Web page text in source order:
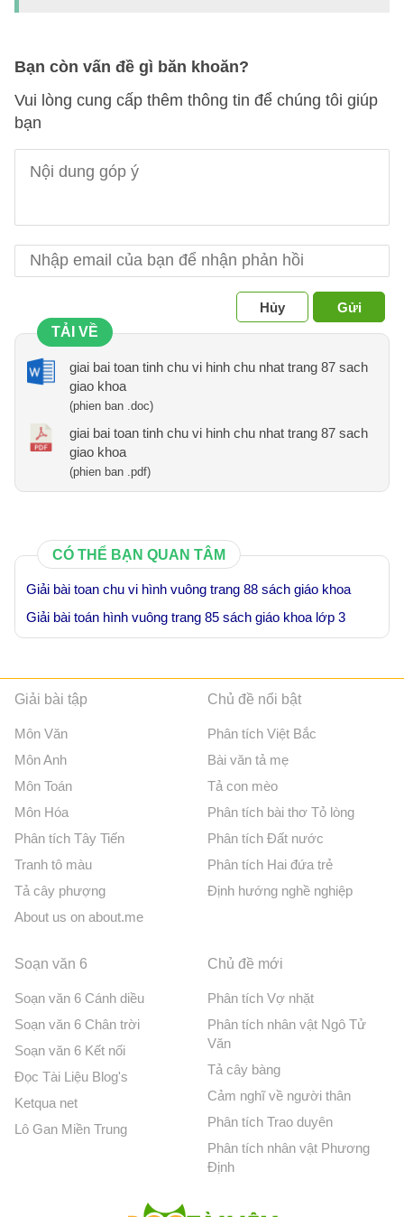
Bạn còn vấn đề gì băn khoăn?
Vui lòng cung cấp thêm thông tin để chúng tôi giúp
bạn
Hủy
Gửi
TẢI VỀ
giai bai toan tinh chu vi hinh chu nhat trang 87 sach
giao khoa
(phien ban .doc)
giai bai toan tinh chu vi hinh chu nhat trang 87 sach
giao khoa
(phien ban .pdf)
CÓ THỂ BẠN QUAN TÂM
Giải bài toan chu vi hình vuông trang 88 sách giáo khoa
Giải bài toán hình vuông trang 85 sách giáo khoa lớp 3
Giải bài tập
Môn Văn
Môn Anh
Môn Toán
Môn Hóa
Phân tích Tây Tiến
Tranh tô màu
Tả cây phượng
About us on about.me
Chủ đề nổi bật
Phân tích Việt Bắc
Bài văn tả mẹ
Tả con mèo
Phân tích bài thơ Tỏ lòng
Phân tích Đất nước
Phân tích Hai đứa trẻ
Định hướng nghề nghiệp
Soạn văn 6
Soạn văn 6 Cánh diều
Soạn văn 6 Chân trời
Soạn văn 6 Kết nối
Đọc Tài Liệu Blog's
Ketqua net
Lô Gan Miền Trung
Chủ đề mới
Phân tích Vợ nhặt
Phân tích nhân vật Ngô Tử
Văn
Tả cây bàng
Cảm nghĩ về người thân
Phân tích Trao duyên
Phân tích nhân vật Phương
Định